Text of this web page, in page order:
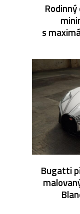
s
Bugatti